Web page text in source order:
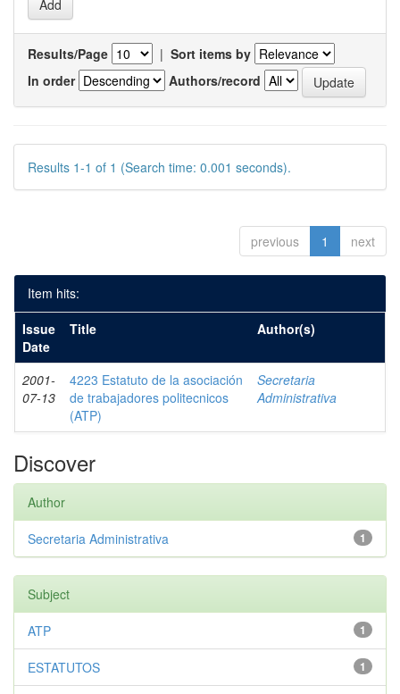
Results/Page | Sort items by
In order
Authors/record
Results 1-1 of 1 (Search time: 0.001 seconds).
previous 1 next
Item hits:
Issue
Date
Title Author(s)
2001-
07-13
4223 Estatuto de la asociación
de trabajadores politecnicos
(ATP)
Secretaria
Administrativa
Discover
Author
1
Secretaria Administrativa
Subject
1
ATP
1
ESTATUTOS